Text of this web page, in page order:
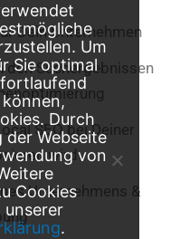
Dein Unternehmen
den Suchergebnissen
SEO bei Deiner
wird
Unternehmens &
Um
Sie optimal
Durch
der Webseite
von
Cookies
unserer
.